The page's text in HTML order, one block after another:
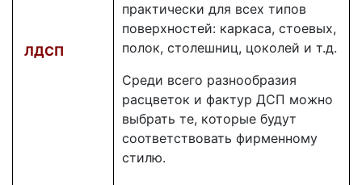
ЛДСП
практически для всех типов
поверхностей: каркаса, стоевых,
полок, столешниц, цоколей и т.д.
Среди всего разнообразия
расцветок и фактур ДСП можно
выбрать те, которые будут
соответствовать фирменному
стилю.